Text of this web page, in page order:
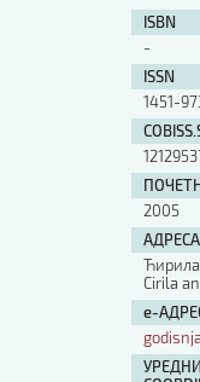
ISBN
-
ISSN
1451-
2005
АДРЕСА
Cirila
е-